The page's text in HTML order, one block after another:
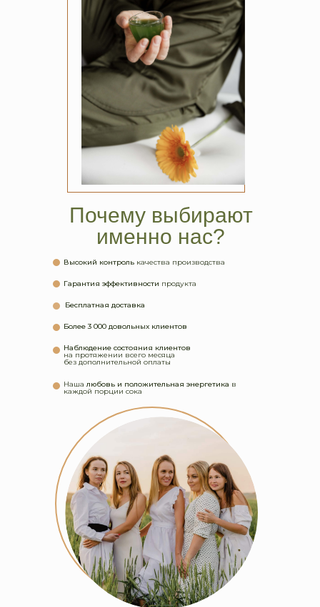
Почему выбирают
именно нас?
Гарантия эффективности продукта
Бесплатная доставка
Более 3 000 довольных клиентов
Наблюдение состояния клиентов
на протяжении всего месяца
без дополнительной оплаты
Нашалюбовь и положительная энергетика в
каждой порции сока
Высокий контроль качества производства